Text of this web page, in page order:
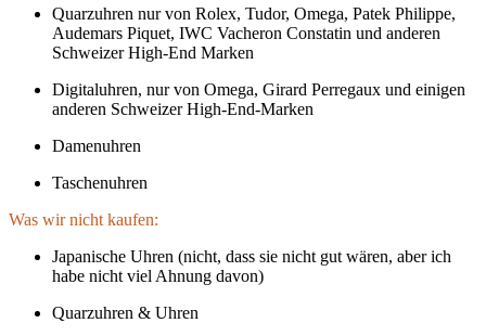
Quarzuhren nur von Rolex, Tudor, Omega, Patek Philippe,
Audemars Piquet, IWC Vacheron Constatin und anderen
Schweizer High-End Marken
Digitaluhren, nur von Omega, Girard Perregaux und einigen
anderen Schweizer High-End-Marken
Damenuhren
Taschenuhren
Was wir nicht kaufen:
Japanische Uhren (nicht, dass sie nicht gut wären, aber ich
habe nicht viel Ahnung davon)
Quarzuhren & Uhren